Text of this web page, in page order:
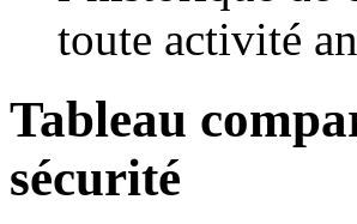
toute activité
Tableau
sécurité